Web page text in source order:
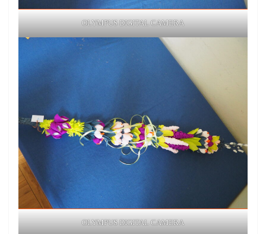
OLYMPUS DIGITAL CAMERA
OLYMPUS DIGITAL CAMERA